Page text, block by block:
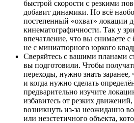
быстрой скорости с резкими
добавит динамики. Но всё
постепенный «охват» локации
кинематографичности. Так у
впечатление, что вы снимаете с
не с миниатюрного юркого
Сверяйтесь с вашими планами
вы подготовили. Чтобы
переходы, нужно знать заранее,
и когда нужно сделать
предварительно изучите
избавитесь от резких
возникнуть из-за неожиданно
или неэстетичного объекта,